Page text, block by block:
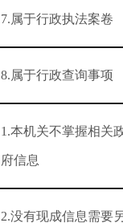
7.属于行政执法案卷
8.属于行政查询事项
1.本机关不掌握相关
府信息
2.没有现成信息需要